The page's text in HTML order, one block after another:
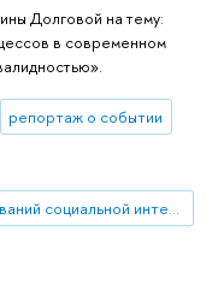
Долговой на тему:
в современном
репортаж о событии